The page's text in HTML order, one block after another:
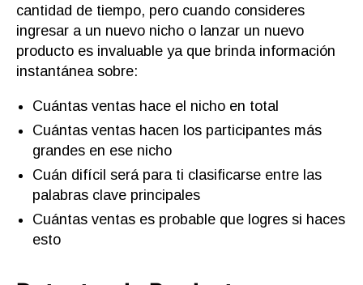
cantidad de tiempo, pero cuando consideres
ingresar a un nuevo nicho o lanzar un nuevo
producto es invaluable ya que brinda información
instantánea sobre:
Cuántas ventas hace el nicho en total
Cuántas ventas hacen los participantes más
grandes en ese nicho
Cuán difícil será para ti clasificarse entre las
palabras clave principales
Cuántas ventas es probable que logres si haces
esto